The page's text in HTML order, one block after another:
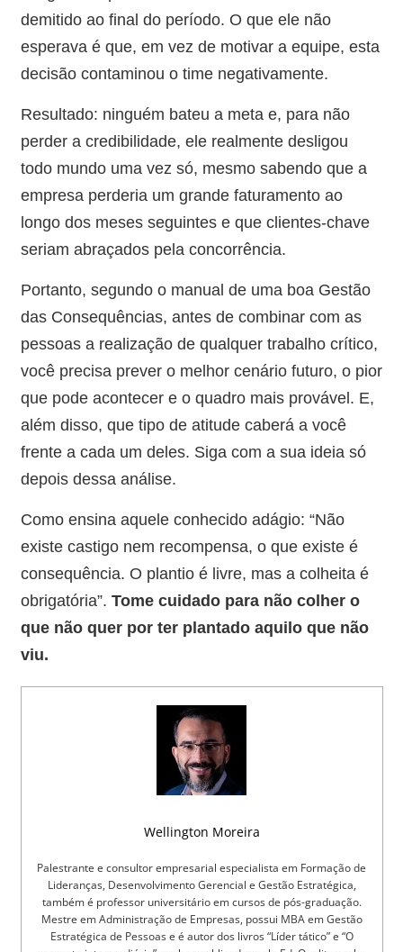
demitido ao final do período. O que ele não
esperava é que, em vez de motivar a equipe, esta
decisão contaminou o time negativamente.
Resultado: ninguém bateu a meta e, para não
perder a credibilidade, ele realmente desligou
todo mundo uma vez só, mesmo sabendo que a
empresa perderia um grande faturamento ao
longo dos meses seguintes e que clientes-chave
seriam abraçados pela concorrência.
Portanto, segundo o manual de uma boa Gestão
das Consequências, antes de combinar com as
pessoas a realização de qualquer trabalho crítico,
você precisa prever o melhor cenário futuro, o pior
que pode acontecer e o quadro mais provável. E,
além disso, que tipo de atitude caberá a você
frente a cada um deles. Siga com a sua ideia só
depois dessa análise.
Como ensina aquele conhecido adágio: “Não
existe castigo nem recompensa, o que existe é
consequência. O plantio é livre, mas a colheita é
obrigatória”. Tome cuidado para não colher o
que não quer por ter plantado aquilo que não
viu.
Wellington Moreira
Palestrante e consultor empresarial especialista em Formação de
Lideranças, Desenvolvimento Gerencial e Gestão Estratégica,
também é professor universitário em cursos de pós-graduação.
Mestre em Administração de Empresas, possui MBA em Gestão
Estratégica de Pessoas e é autor dos livros “Líder tático” e “O